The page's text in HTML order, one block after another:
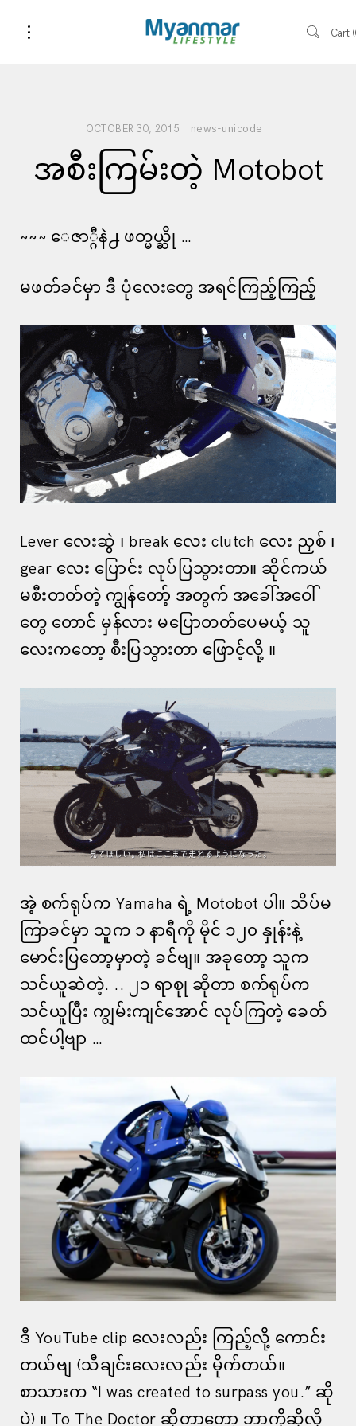
Cart
OCTOBER 30, 2015 news-unicode
အစီးကြမ်းတဲ့ Motobot
~~~ ေဇာ္ဂ်ီနဲ႕ ဖတ္မယ္ဆို …
မဖတ်ခင်မှာ ဒီ ပုံလေးတွေ အရင်ကြည့်ကြည့်
Lever လေးဆွဲ ၊ break လေး clutch လေး ညှစ် ၊
gear လေး ပြောင်း လုပ်ပြသွားတာ။ ဆိုင်ကယ်
မစီးတတ်တဲ့ ကျွန်တော့် အတွက် အခေါ်အဝေါ်
တွေ တောင် မှန်လား မပြောတတ်ပေမယ့် သူ
လေးကတော့ စီးပြသွားတာ ဖြောင့်လို့ ။
အဲ့ စက်ရုပ်က Yamaha ရဲ့ Motobot ပါ။ သိပ်မ
ကြာခင်မှာ သူက ၁ နာရီကို မိုင် ၁၂၀ နှုန်းနဲ့
မောင်းပြတော့မှာတဲ့ ခင်ဗျ။ အခုတော့ သူက
သင်ယူဆဲတဲ့. .. ၂၁ ရာစုု ဆိုတာ စက်ရုပ်က
သင်ယူပြီး ကျွမ်းကျင်အောင် လုပ်ကြတဲ့ ခေတ်
ထင်ပါ့ဗျာ …
ဒီ YouTube clip လေးလည်း ကြည့်လို့ ကောင်း
တယ်ဗျ (သီချင်းလေးလည်း မိုက်တယ်။
စာသားက “I was created to surpass you.” ဆို
ပဲ) ။ To The Doctor ဆိုတာတော့ ဘာကိုဆိုလို